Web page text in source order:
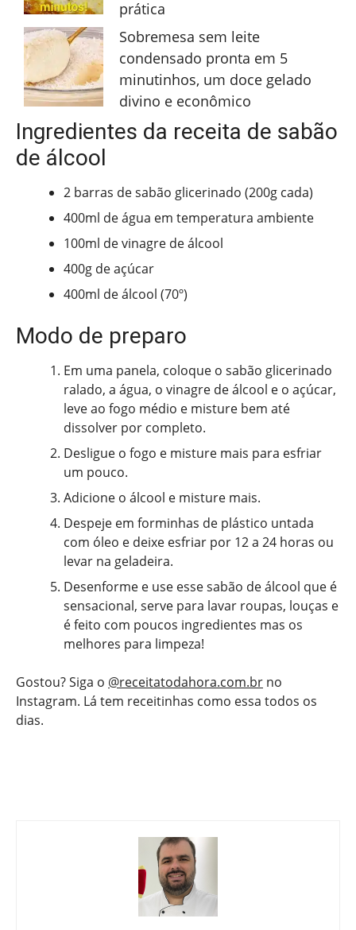
prática
Sobremesa sem leite
condensado pronta em 5
minutinhos, um doce gelado
divino e econômico
Ingredientes da receita de sabão
de álcool
2 barras de sabão glicerinado (200g cada)
400ml de água em temperatura ambiente
100ml de vinagre de álcool
400g de açúcar
400ml de álcool (70º)
Modo de preparo
Em uma panela, coloque o sabão glicerinado
ralado, a água, o vinagre de álcool e o açúcar,
leve ao fogo médio e misture bem até
dissolver por completo.
Desligue o fogo e misture mais para esfriar
um pouco.
Adicione o álcool e misture mais.
Despeje em forminhas de plástico untada
com óleo e deixe esfriar por 12 a 24 horas ou
levar na geladeira.
Desenforme e use esse sabão de álcool que é
sensacional, serve para lavar roupas, louças e
é feito com poucos ingredientes mas os
melhores para limpeza!
Gostou? Siga o @receitatodahora.com.br no
Instagram. Lá tem receitinhas como essa todos os
dias.